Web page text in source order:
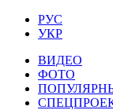
РУС
УКР
ВИДЕО
ФОТО